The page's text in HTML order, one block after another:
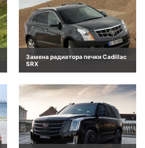
Замена радиатора печки Cadillac
SRX